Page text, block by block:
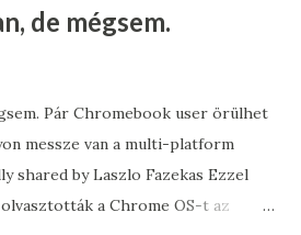
de mégsem.
Pár Chromebook user örülhet
messze van a multi-platform
shared by Laszlo Fazekas Ezzel
a Chrome OS-t az